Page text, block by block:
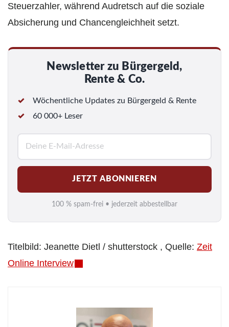
Steuerzahler, während Audretsch auf die soziale
Absicherung und Chancengleichheit setzt.
Newsletter zu Bürgergeld,
Rente & Co.
Wöchentliche Updates zu Bürgergeld & Rente
60 000+ Leser
M
a
i
l
*
JETZT ABONNIEREN
100 % spam-frei • jederzeit abbestellbar
Titelbild: Jeanette Dietl / shutterstock , Quelle: Zeit
Online Interview